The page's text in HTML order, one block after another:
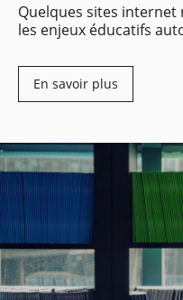
Quelques sites
les enjeux éducatifs
En savoir plus